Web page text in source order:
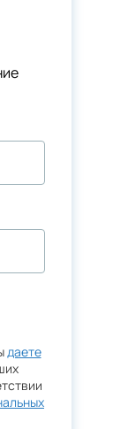
даете